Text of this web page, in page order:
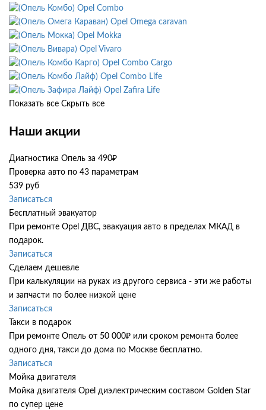
Opel Combo
Opel Omega caravan
Opel Mokka
Opel Vivaro
Opel Combo Cargo
Opel Combo Life
Opel Zafira Life
Показать все Скрыть все
Наши акции
Диагностика Опель за 490₽
Проверка авто по 43 параметрам
539 руб
Записаться
Бесплатный эвакуатор
При ремонте Opel ДВС, эвакуация авто в пределах МКАД в
подарок.
Записаться
Сделаем дешевле
При калькуляции на руках из другого сервиса - эти же работы
и запчасти по более низкой цене
Записаться
Такси в подарок
При ремонте Опель от 50 000₽ или сроком ремонта более
одного дня, такси до дома по Москве бесплатно.
Записаться
Мойка двигателя
Мойка двигателя Opel диэлектрическим составом Golden Star
по супер цене